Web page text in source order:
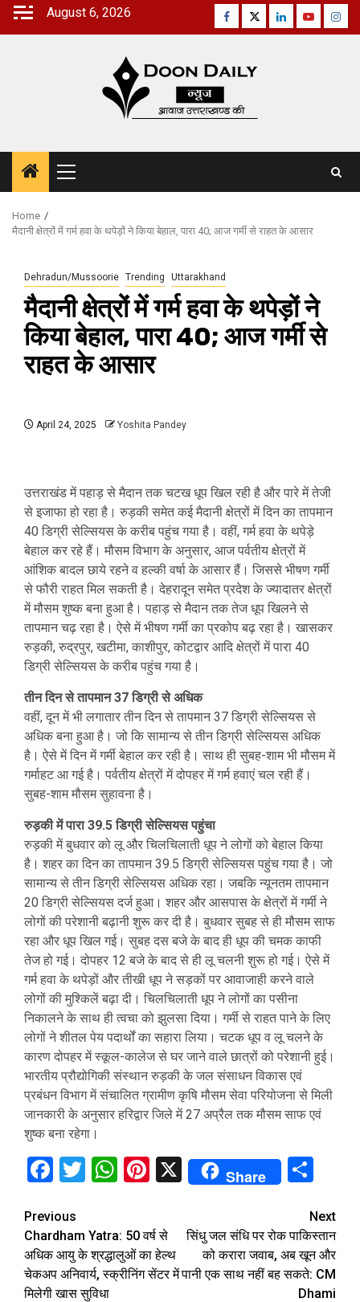
Skip
August 6, 2026 Facebook
TwitterLinkedinYoutube
Primary
Menu
Home
मैदानी क्षेत्रों में गर्म हवा के थपेड़ों ने किया बेहाल, पारा 40; आज गर्मी से राहत के आसार
Dehradun/Mussoorie Trending Uttarakhand
मैदानी क्षेत्रों में गर्म हवा के थपेड़ों ने
किया बेहाल, पारा 40; आज गर्मी से
राहत के आसार
April 24, 2025 Yoshita Pandey
उत्तराखंड में पहाड़ से मैदान तक चटख धूप खिल रही है और पारे में तेजी
से इजाफा हो रहा है। रुड़की समेत कई मैदानी क्षेत्रों में दिन का तापमान
40 डिग्री सेल्सियस के करीब पहुंच गया है। वहीं, गर्म हवा के थपेड़े
बेहाल कर रहे हैं। मौसम विभाग के अनुसार, आज पर्वतीय क्षेत्रों में
आंशिक बादल छाये रहने व हल्की वर्षा के आसार हैं। जिससे भीषण गर्मी
से फौरी राहत मिल सकती है। देहरादून समेत प्रदेश के ज्यादातर क्षेत्रों
में मौसम शुष्क बना हुआ है। पहाड़ से मैदान तक तेज धूप खिलने से
तापमान चढ़ रहा है। ऐसे में भीषण गर्मी का प्रकोप बढ़ रहा है। खासकर
रुड़की, रुद्रपुर, खटीमा, काशीपुर, कोटद्वार आदि क्षेत्रों में पारा 40
डिग्री सेल्सियस के करीब पहुंच गया है।
तीन दिन से तापमान 37 डिग्री से अधिक
वहीं, दून में भी लगातार तीन दिन से तापमान 37 डिग्री सेल्सियस से
अधिक बना हुआ है। जो कि सामान्य से तीन डिग्री सेल्सियस अधिक
है। ऐसे में दिन में गर्मी बेहाल कर रही है। साथ ही सुबह-शाम भी मौसम में
गर्माहट आ गई है। पर्वतीय क्षेत्रों में दोपहर में गर्म हवाएं चल रही हैं।
सुबह-शाम मौसम सुहावना है।
रुड़की में पारा 39.5 डिग्री सेल्सियस पहुंचा
रुड़की में बुधवार को लू और चिलचिलाती धूप ने लोगों को बेहाल किया
है। शहर का दिन का तापमान 39.5 डिग्री सेल्सियस पहुंच गया है। जो
सामान्य से तीन डिग्री सेल्सियस अधिक रहा। जबकि न्यूनतम तापमान
20 डिग्री सेल्सियस दर्ज हुआ। शहर और आसपास के क्षेत्रों में गर्मी ने
लोगों की परेशानी बढ़ानी शुरू कर दी है। बुधवार सुबह से ही मौसम साफ
रहा और धूप खिल गई। सुबह दस बजे के बाद ही धूप की चमक काफी
तेज हो गई। दोपहर 12 बजे के बाद से ही लू चलनी शुरू हो गई। ऐसे में
गर्म हवा के थपेड़ों और तीखी धूप ने सड़कों पर आवाजाही करने वाले
लोगों की मुश्किलें बढ़ा दी। चिलचिलाती धूप ने लोगों का पसीना
निकालने के साथ ही त्वचा को झुलसा दिया। गर्मी से राहत पाने के लिए
लोगों ने शीतल पेय पदार्थों का सहारा लिया। चटक धूप व लू चलने के
कारण दोपहर में स्कूल-कालेज से घर जाने वाले छात्रों को परेशानी हुई।
भारतीय प्रौद्योगिकी संस्थान रुड़की के जल संसाधन विकास एवं
प्रबंधन विभाग में संचालित ग्रामीण कृषि मौसम सेवा परियोजना से मिली
जानकारी के अनुसार हरिद्वार जिले में 27 अप्रैल तक मौसम साफ एवं
शुष्क बना रहेगा।
Facebook
Twitter
WhatsApp
Pinterest
X Share
Continue
Reading
Previous
Chardham Yatra: 50 वर्ष से
अधिक आयु के श्रद्धालुओं का हेल्‍थ
चेकअप अनिवार्य, स्क्रीनिंग सेंटर में
मिलेगी खास सुविधा
Next
सिंधु जल संधि पर रोक पाकिस्तान
को करारा जवाब, अब खून और
पानी एक साथ नहीं बह सकते: CM
Dhami